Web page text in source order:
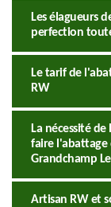
Les élagueurs
perfection
Le tarif de
RW
La nécessité
faire l'abattage
Grandchamp
Artisan RW et